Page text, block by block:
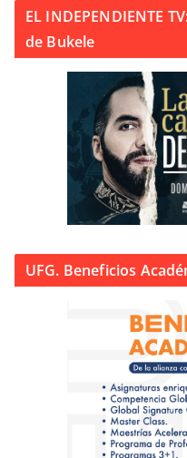
EL INDEPENDIENTE
de Bukele
UFG. Beneficios